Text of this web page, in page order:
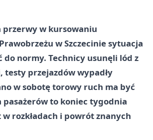
przerwy w kursowaniu
w Szczecinie sytuacja
do normy. Technicy usunęli lód z
testy przejazdów wypadły
w sobotę torowy ruch ma być
pasażerów to koniec tygodnia
w rozkładach i powrót znanych